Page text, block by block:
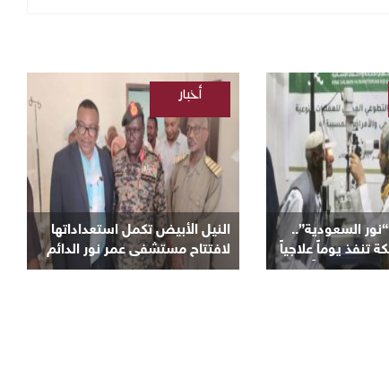
السعودية”..
يوماً علاجياً
وتعلن يوماً آخر
النيل الأبيض تكمل استعداداتها
لافتتاح مستشفى عمر نور الدائم
بمنطقة نعيمة اليوم
أخبار
/
السودانية